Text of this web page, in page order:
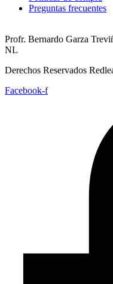
Preguntas frecuentes
Profr. Bernardo Garza
NL
Derechos Reservados
Facebook-f